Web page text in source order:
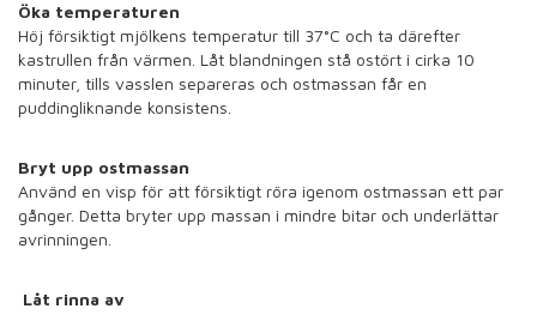
Öka temperaturen
Höj försiktigt mjölkens temperatur till 37°C och ta därefter
kastrullen från värmen. Låt blandningen stå ostört i cirka 10
minuter, tills vasslen separeras och ostmassan får en
puddingliknande konsistens.
Bryt upp ostmassan
Använd en visp för att försiktigt röra igenom ostmassan ett par
gånger. Detta bryter upp massan i mindre bitar och underlättar
avrinningen.
Låt rinna av